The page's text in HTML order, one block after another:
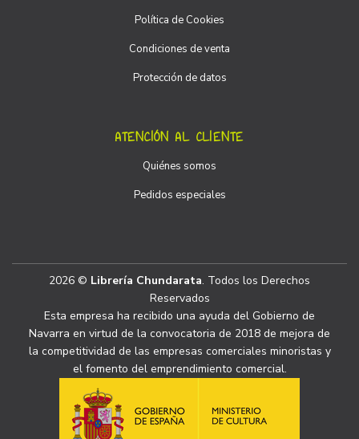
Política de Cookies
Condiciones de venta
Protección de datos
ATENCIÓN AL CLIENTE
Quiénes somos
Pedidos especiales
2026 © Librería Chundarata. Todos los Derechos
Reservados
Esta empresa ha recibido una ayuda del Gobierno de
Navarra en virtud de la convocatoria de 2018 de mejora de
la competitividad de las empresas comerciales minoristas y
el fomento del emprendimiento comercial.